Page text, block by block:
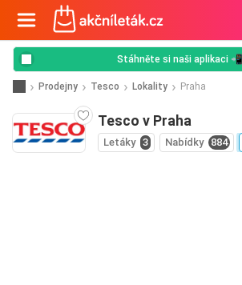
Stáhněte si naši aplikaci 📲
Prodejny Tesco Lokality Praha
Tesco v Praha
Letáky 3 Nabídky 884